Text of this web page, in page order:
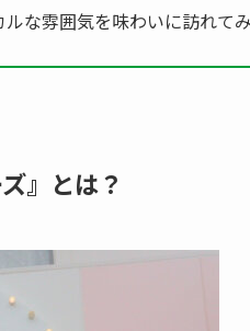
な雰囲気を味わいに訪れて
』とは？